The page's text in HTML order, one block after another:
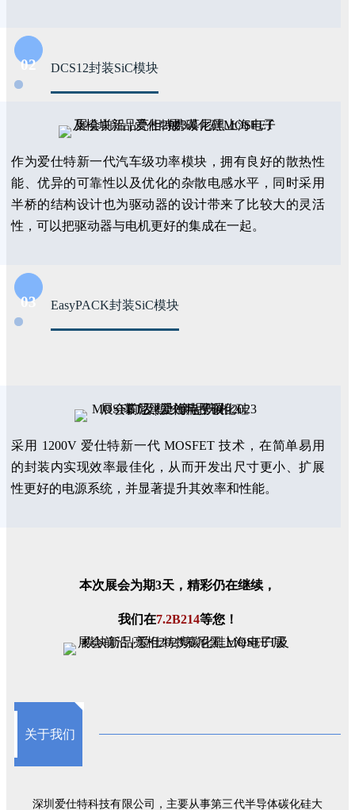
02 DCS12封装SiC模块
作为爱仕特新一代汽车级功率模块，拥有良好的散热性
能、优异的可靠性以及优化的杂散电感水平，同时采用
半桥的结构设计也为驱动器的设计带来了比较大的灵活
性，可以把驱动器与电机更好的集成在一起。
03 EasyPACK封装SiC模块
采用 1200V 爱仕特新一代 MOSFET 技术，在简单易用
的封装内实现效率最佳化，从而开发出尺寸更小、扩展
性更好的电源系统，并显著提升其效率和性能。
本次展会为期3天，精彩仍在继续，
我们在7.2B214等您！
关于我们
深圳爱仕特科技有限公司，主要从事第三代半导体碳化硅大